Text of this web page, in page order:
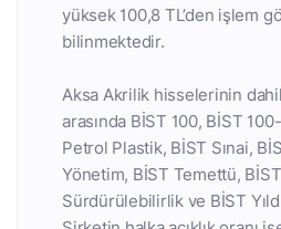
yüksek 100,8 TL’den işlem
bilinmektedir.
Aksa Akrilik hisselerinin
arasında BİST 100, BİST
Petrol Plastik, BİST Sınai,
Yönetim, BİST Temettü,
Sürdürülebilirlik ve BİST